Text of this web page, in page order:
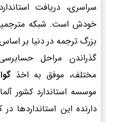
سراسری، دریافت
خودش است. شبکه
بزرگ ترجمه در دنیا بر
گذراندن مراحل
مختلف، موفق به اخذ
موسسه استاندارد کشور
دارنده این استانداردها